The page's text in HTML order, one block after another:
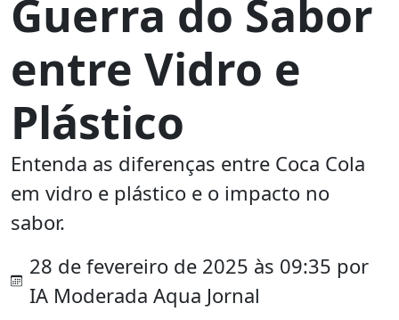
Guerra do Sabor
entre Vidro e
Plástico
Entenda as diferenças entre Coca Cola
em vidro e plástico e o impacto no
sabor.
28 de fevereiro de 2025 às 09:35 por
IA Moderada Aqua Jornal